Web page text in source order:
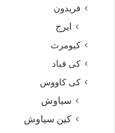
فریدون
ایرج
کیومرث
کی قباد
کی کاووس
سیاوش
کین سیاوش